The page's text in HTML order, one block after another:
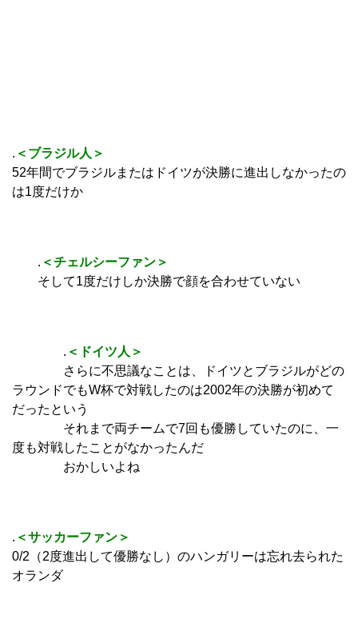
. ＜ブラジル人＞
52年間でブラジルまたはドイツが決勝に進出しなかったの
は1度だけか
. ＜チェルシーファン＞
そして1度だけしか決勝で顔を合わせていない
. ＜ドイツ人＞
さらに不思議なことは、ドイツとブラジルがどの
ラウンドでもW杯で対戦したのは2002年の決勝が初めて
だったという
それまで両チームで7回も優勝していたのに、一
度も対戦したことがなかったんだ
おかしいよね
. ＜サッカーファン＞
0/2（2度進出して優勝なし）のハンガリーは忘れ去られた
オランダ